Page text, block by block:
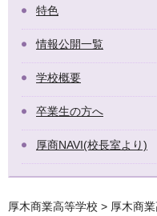
特色
情報公開一覧
学校概要
卒業生の方へ
厚商NAVI(校長室より)
厚木商業高等学校 > 厚木商